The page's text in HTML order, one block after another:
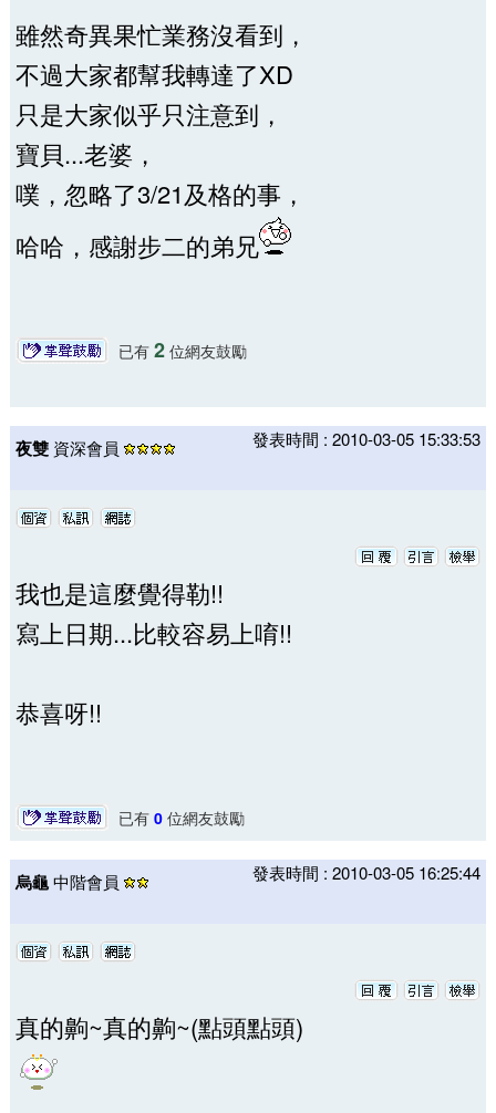
雖然奇異果忙業務沒看到，
不過大家都幫我轉達了XD
只是大家似乎只注意到，
寶貝...老婆，
噗，忽略了3/21及格的事，
哈哈，感謝步二的弟兄
已有 2位網友鼓勵
夜雙 資深會員 發表時間 : 2010-03-05 15:33:53
我也是這麼覺得勒!!
寫上日期...比較容易上唷!!
恭喜呀!!
已有 0位網友鼓勵
烏龜中階會員 發表時間 : 2010-03-05 16:25:44
真的齁~真的齁~(點頭點頭)